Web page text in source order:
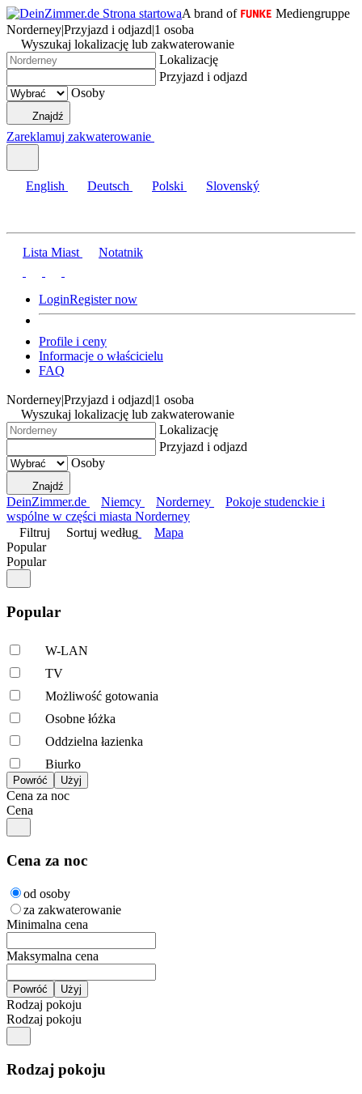
A brand of
Mediengruppe
Norderney|Przyjazd i odjazd|1 osoba
Wyszukaj lokalizację lub zakwaterowanie
Lokalizację
Przyjazd i odjazd
Osoby
Znajdź
Zareklamuj zakwaterowanie
English Deutsch Polski Slovenský
Lista Miast Notatnik
LoginRegister now
Profile i ceny
Informacje o właścicielu
FAQ
Norderney|Przyjazd i odjazd|1 osoba
Wyszukaj lokalizację lub zakwaterowanie
Lokalizację
Przyjazd i odjazd
Osoby
Znajdź
DeinZimmer.de Niemcy Norderney
Pokoje studenckie i
wspólne w części miasta Norderney
Filtruj
Sortuj według
Mapa
Popular
Popular
Popular
W-LAN
TV
Możliwość gotowania
Osobne łóżka
Oddzielna łazienka
Biurko
Cena za noc
Cena
Cena za noc
od osoby
za zakwaterowanie
Minimalna cena
Maksymalna cena
Rodzaj pokoju
Rodzaj pokoju
Rodzaj pokoju